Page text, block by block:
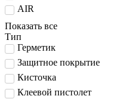
AIR
Показать все
Тип
Герметик
Защитное покрытие
Кисточка
Клеевой пистолет